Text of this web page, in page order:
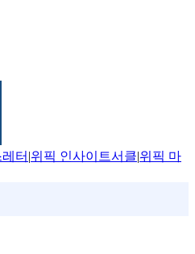
터 |위픽 인사이트서클|위픽 마